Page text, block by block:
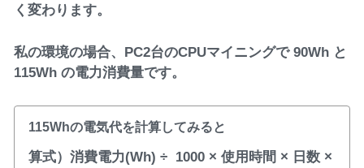
く変わります。
私の環境の場合、PC2台のCPUマイニングで 90Wh と
115Wh の電力消費量です。
115Whの電気代を計算してみると
算式）消費電力(Wh) ÷ 1000 × 使用時間 × 日数 ×